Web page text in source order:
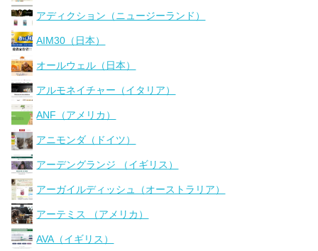
アディクション（ニュージーランド）
AIM30（日本）
オールウェル（日本）
アルモネイチャー（イタリア）
ANF（アメリカ）
アニモンダ（ドイツ）
アーデングランジ （イギリス）
アーガイルディッシュ（オーストラリア）
アーテミス （アメリカ）
AVA（イギリス）